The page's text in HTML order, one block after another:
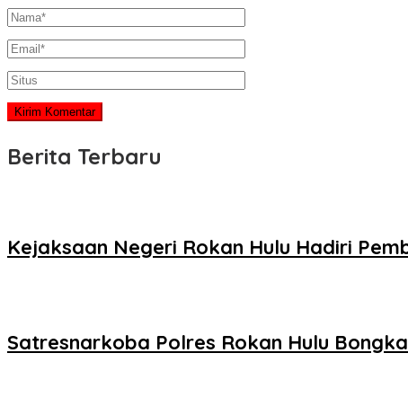
Berita Terbaru
Kejaksaan Negeri Rokan Hulu Hadiri
Satresnarkoba Polres Rokan Hulu